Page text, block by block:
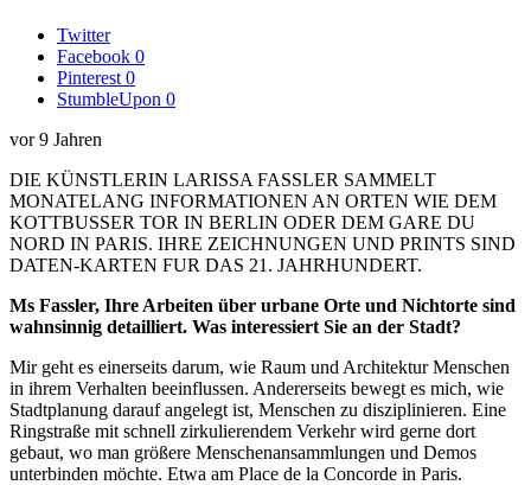
Twitter
Facebook 0
Pinterest 0
StumbleUpon 0
vor 9 Jahren
DIE KÜNSTLERIN LARISSA FASSLER SAMMELT
MONATELANG INFORMATIONEN AN ORTEN WIE DEM
KOTTBUSSER TOR IN BERLIN ODER DEM GARE DU
NORD IN PARIS. IHRE ZEICHNUNGEN UND PRINTS SIND
DATEN-KARTEN FUR DAS 21. JAHRHUNDERT.
Ms Fassler, Ihre Arbeiten über urbane Orte und Nichtorte sind
wahnsinnig detailliert. Was interessiert Sie an der Stadt?
Mir geht es einerseits darum, wie Raum und Architektur Menschen
in ihrem Verhalten beeinflussen. Andererseits bewegt es mich, wie
Stadtplanung darauf angelegt ist, Menschen zu disziplinieren. Eine
Ringstraße mit schnell zirkulierendem Verkehr wird gerne dort
gebaut, wo man größere Menschenansammlungen und Demos
unterbinden möchte. Etwa am Place de la Concorde in Paris.